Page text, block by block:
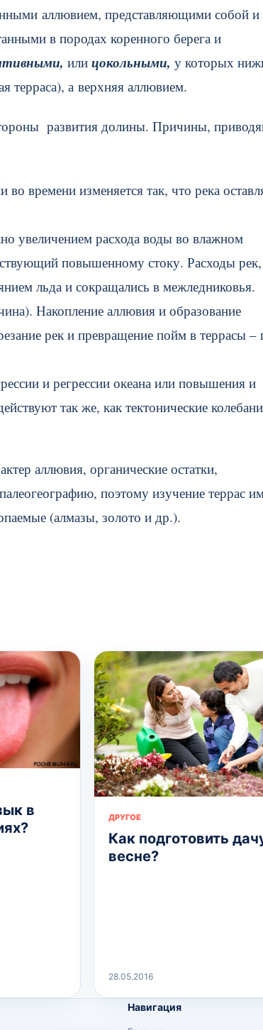
аллювием, представляющими собой и
в породах коренного берега и
или цокольными, у которых
терраса), а верхняя аллювием.
развития долины. Причины,
времени изменяется так, что река
увеличением расхода воды во влажном
повышенному стоку. Расходы рек,
льда и сокращались в межледниковья.
Накопление аллювия и образование
рек и превращение пойм в террасы –
и регрессии океана или повышения и
так же, как тектонические
аллювия, органические остатки,
поэтому изучение террас
(алмазы, золото и др.).
в
ДРУГОЕ
Как подготовить
весне?
28.05.2016
Навигация